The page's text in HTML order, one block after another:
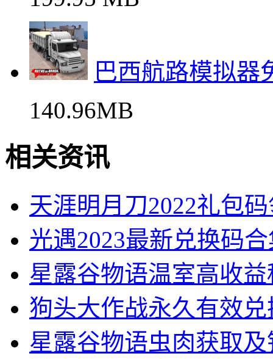
巴西航路模拟器
140.96MB
相关资讯
天涯明月刀2022礼包
光遇2023最新兑换码
星露谷物语温室高收
狗头大作战永久有效
星露谷物语虫肉获取